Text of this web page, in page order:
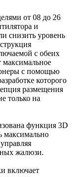
от 08 до 26
и
снизить уровень
с обеих
максимальное
с помощью
которого
размещения
только на
функция 3D
максимально
жалюзи.
включает